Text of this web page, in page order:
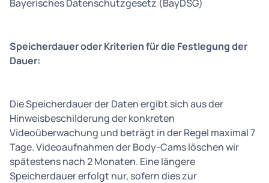
Bayerisches Datenschutzgesetz (BayDSG)
Speicherdauer oder Kriterien für die Festlegung der
Dauer:
Die Speicherdauer der Daten ergibt sich aus der
Hinweisbeschilderung der konkreten
Videoüberwachung und beträgt in der Regel maximal 7
Tage. Videoaufnahmen der Body-Cams löschen wir
spätestens nach 2 Monaten. Eine längere
Speicherdauer erfolgt nur, sofern dies zur